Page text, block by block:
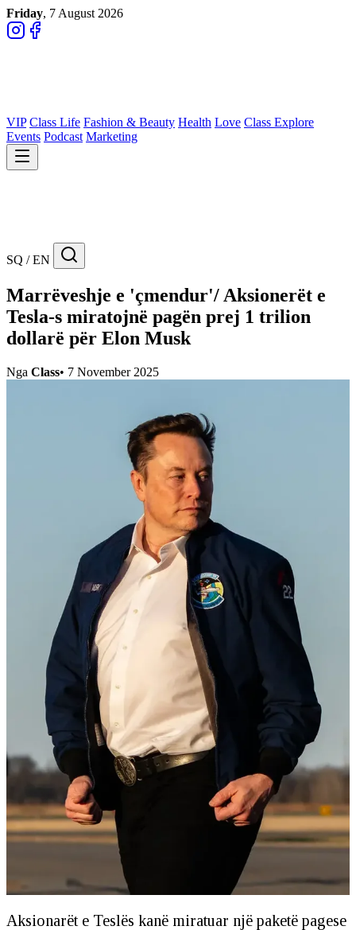
Friday, 7 August 2026
VIP Class Life Fashion & Beauty Health Love Class Explore
Events Podcast Marketing
SQ / EN
Marrëveshje e 'çmendur'/ Aksionerët e
Tesla-s miratojnë pagën prej 1 trilion
dollarë për Elon Musk
Nga Class• 7 November 2025
Aksionarët e Teslës kanë miratuar një paketë pagese